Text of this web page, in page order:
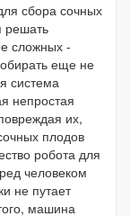
сбора сочных
решать
сложных -
еще не
система
непростая
их,
плодов
робота для
человеком
не путает
машина